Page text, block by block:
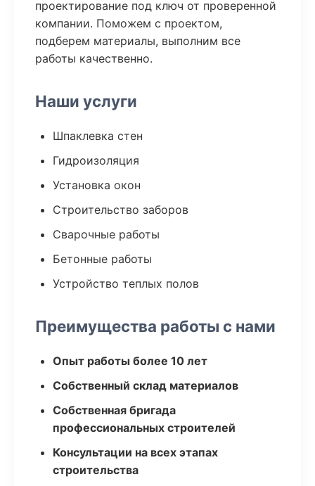
проектирование под ключ от проверенной
компании. Поможем с проектом,
подберем материалы, выполним все
работы качественно.
Наши услуги
Шпаклевка стен
Гидроизоляция
Установка окон
Строительство заборов
Сварочные работы
Бетонные работы
Устройство теплых полов
Преимущества работы с нами
Опыт работы более 10 лет
Собственный склад материалов
Собственная бригада
профессиональных строителей
Консультации на всех этапах
строительства